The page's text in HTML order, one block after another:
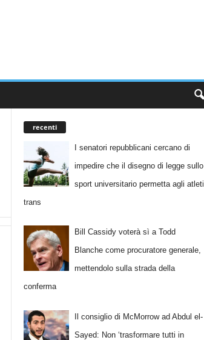
recenti
I senatori repubblicani cercano di
impedire che il disegno di legge sullo
sport universitario permetta agli atleti
trans
Bill Cassidy voterà sì a Todd
Blanche come procuratore generale,
mettendolo sulla strada della
conferma
Il consiglio di McMorrow ad Abdul el-
Sayed: Non ‘trasformare tutti in